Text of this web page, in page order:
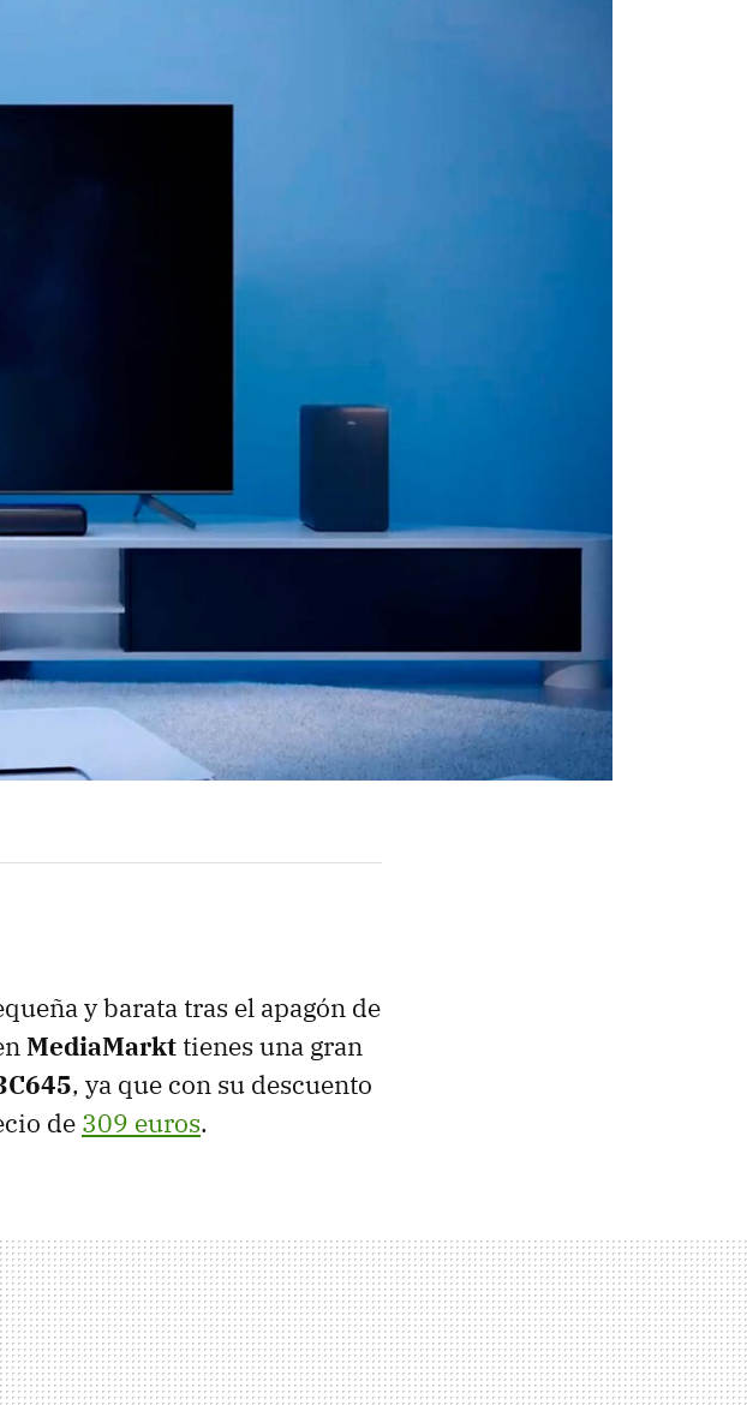
y barata tras el apagón de
MediaMarkt tienes una gran
, ya que con su descuento
de 309 euros.